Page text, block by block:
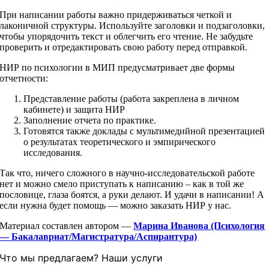
При написании работы важно придерживаться четкой и
лаконичной структуры. Используйте заголовки и подзаголовки,
чтобы упорядочить текст и облегчить его чтение. Не забудьте
проверить и отредактировать свою работу перед отправкой.
НИР по психологии в МИП предусматривает две формы
отчетности:
Представление работы (работа закреплена в личном
кабинете) и защита НИР
Заполнение отчета по практике.
Готовятся также доклады с мультимедийной презентацией
о результатах теоретического и эмпирического
исследования.
Так что, ничего сложного в научно-исследовательской работе
нет и можно смело приступать к написанию – как в той же
пословице, глаза боятся, а руки делают. И удачи в написании! А
если нужна будет помощь — можно заказать НИР у нас.
Материал составлен автором —Марина Иванова (Психология
— Бакалавриат/Магистратура/Аспирантура)
Что мы предлагаем? Наши услуги